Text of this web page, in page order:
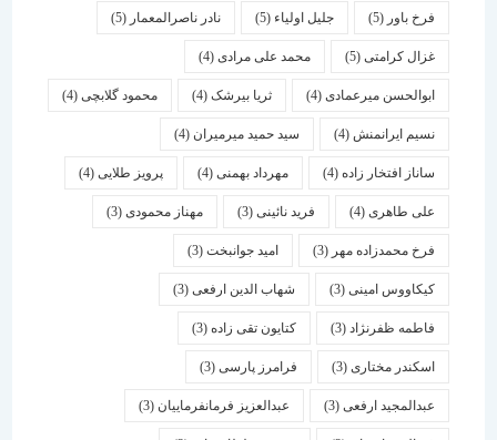
فرخ باور(5) جلیل اولیاء(5) نادر ناصرالمعمار (5)
غزال کرامتی(5) محمد علی مرادی(4)
ابوالحسن میرعمادی(4) ثریا بیرشک(4) محمود گلابچی(4)
نسیم ایرانمنش(4) سید حمید میرمیران(4)
ساناز افتخار زاده(4) مهرداد بهمنی (4) پرویز طلایی(4)
علی طاهری(4) فرید نائینی(3) مهناز محمودی(3)
فرخ محمدزاده مهر(3) امید جوانبخت(3)
کیکاووس امینی(3) شهاب الدین ارفعی(3)
فاطمه ظفرنژاد(3) کتایون تقی زاده(3)
اسكندر مختاری (3) فرامرز پارسی(3)
عبدالمجید ارفعی(3) عبدالعزیز فرمانفرماییان(3)